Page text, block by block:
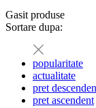
Gasit produse
Sortare dupa:
popularitate
actualitate
pret
pret ascendent